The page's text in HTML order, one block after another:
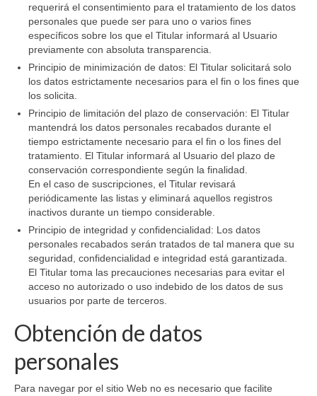
requerirá el consentimiento para el tratamiento de los datos
personales que puede ser para uno o varios fines
específicos sobre los que el Titular informará al Usuario
previamente con absoluta transparencia.
Principio de minimización de datos: El Titular solicitará solo
los datos estrictamente necesarios para el fin o los fines que
los solicita.
Principio de limitación del plazo de conservación: El Titular
mantendrá los datos personales recabados durante el
tiempo estrictamente necesario para el fin o los fines del
tratamiento. El Titular informará al Usuario del plazo de
conservación correspondiente según la finalidad.
En el caso de suscripciones, el Titular revisará
periódicamente las listas y eliminará aquellos registros
inactivos durante un tiempo considerable.
Principio de integridad y confidencialidad: Los datos
personales recabados serán tratados de tal manera que su
seguridad, confidencialidad e integridad está garantizada.
El Titular toma las precauciones necesarias para evitar el
acceso no autorizado o uso indebido de los datos de sus
usuarios por parte de terceros.
Obtención de datos
personales
Para navegar por el sitio Web no es necesario que facilite